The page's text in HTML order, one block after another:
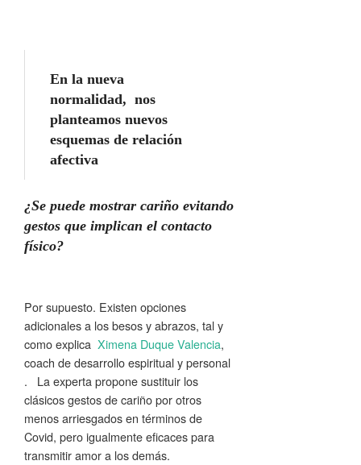
En la nueva
normalidad, nos
planteamos nuevos
esquemas de relación
afectiva
¿Se puede mostrar cariño evitando
gestos que implican el contacto
físico?
Por supuesto. Existen opciones
adicionales a los besos y abrazos, tal y
como explica Ximena Duque Valencia,
coach de desarrollo espiritual y personal
. La experta propone sustituir los
clásicos gestos de cariño por otros
menos arriesgados en términos de
Covid, pero igualmente eficaces para
transmitir amor a los demás.